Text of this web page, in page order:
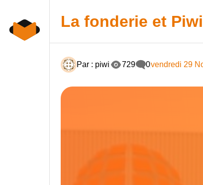
content
La fonderie et Piwi
Par : piwi 729 0vendredi 29